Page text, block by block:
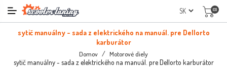
(0)
sytič manuálny - sada z elektrického na manuál. pre Dellorto
karburátor
Domov / Motorové diely
sytič manuálny - sada z elektrického na manuál. pre Dellorto karburátor